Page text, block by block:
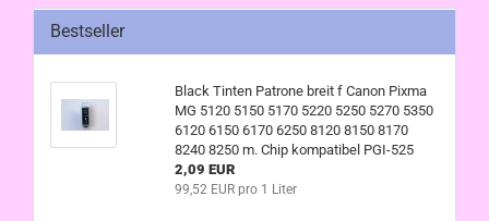
Bestseller
Black Tinten Patrone breit f Canon Pixma
MG 5120 5150 5170 5220 5250 5270 5350
6120 6150 6170 6250 8120 8150 8170
8240 8250 m. Chip kompatibel PGI-525
2,09 EUR
99,52 EUR pro 1 Liter